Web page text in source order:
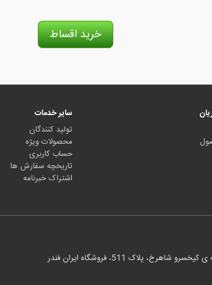
خرید اقساط
سایر خدمات
تولید کنندگان
محصولات ویژه
حساب کاربری
تاریخچه سفارش ها
اشتراک خبرنامه
511، فروشگاه ایران فندر